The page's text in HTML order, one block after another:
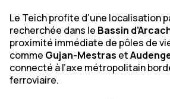
Le Teich profite d’une localisation
recherchée dans le Bassin
proximité immédiate de pôles de
comme Gujan-Mestras et
connecté à l’axe métropolitain
ferroviaire.